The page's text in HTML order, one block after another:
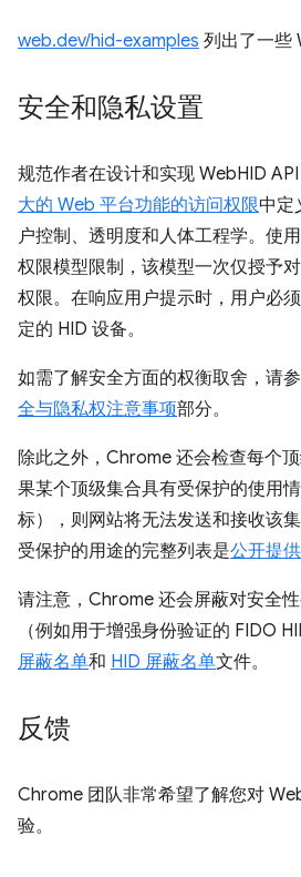
web.dev/hid-examples 列出了一些
安全和隐私设置
规范作者在设计和实现 WebHID
大的 Web 平台功能的访问权限中定
户控制、透明度和人体工程学。使
权限模型限制，该模型一次仅授予
权限。在响应用户提示时，用户必
定的 HID 设备。
如需了解安全方面的权衡取舍，请
全与隐私权注意事项部分。
除此之外，Chrome 还会检查每个
果某个顶级集合具有受保护的使用
标），则网站将无法发送和接收该
受保护的用途的完整列表是公开提供
请注意，Chrome 还会屏蔽对安全
（例如用于增强身份验证的 FIDO
屏蔽名单和 HID 屏蔽名单文件。
反馈
Chrome 团队非常希望了解您对
验。